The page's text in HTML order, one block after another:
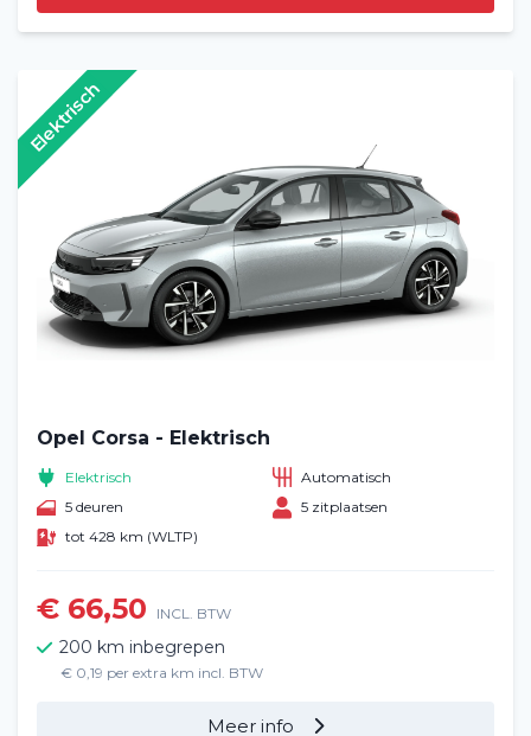
Home
Lange termijn
Over ons
Opel Corsa - Elektrisch
Elektrisch
Automatisch
5 deuren
5 zitplaatsen
tot 428 km (WLTP)
€ 66,50 INCL. BTW
200 km inbegrepen
€ 0,19 per extra km incl. BTW
Meer info
Elektrisch